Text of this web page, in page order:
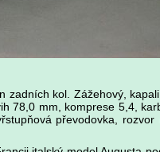
kol. Zážehový,
78,0 mm, komprese 5,4,
převodovka,